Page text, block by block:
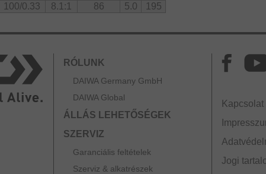
100/0.33 8.1:1 86 5.0 195
RÓLUNK
DAIWA Germany GmbH
DAIWA Global
ÁLLÁS LEHETŐSÉGEK
SZERVIZ
Garanciális feltételek
Szerviz & alkatrészek
Kapcsolat
Jogi